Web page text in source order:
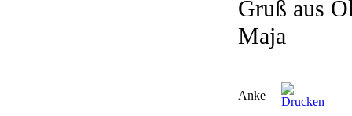
Gruß aus
Maja
Anke